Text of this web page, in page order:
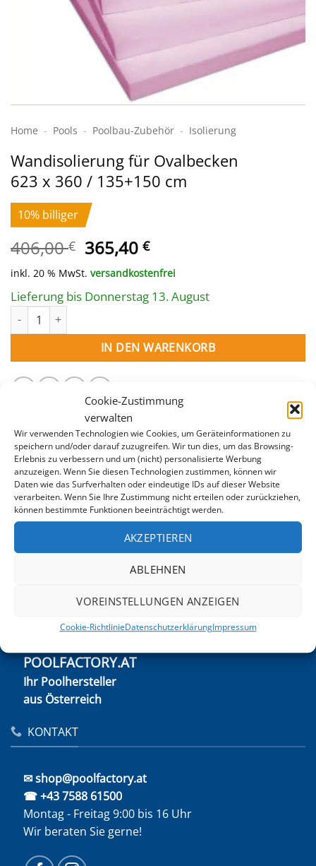
Cookie-Zustimmung
verwalten
Wir verwenden Technologien wie Cookies, um Geräteinformationen zu
speichern und/oder darauf zuzugreifen. Wir tun dies, um das Browsing-
Erlebnis zu verbessern und um (nicht) personalisierte Werbung
anzuzeigen. Wenn Sie diesen Technologien zustimmen, können wir
Daten wie das Surfverhalten oder eindeutige IDs auf dieser Website
verarbeiten. Wenn Sie Ihre Zustimmung nicht erteilen oder zurückziehen,
können bestimmte Funktionen beeinträchtigt werden.
AKZEPTIEREN
ABLEHNEN
VOREINSTELLUNGEN ANZEIGEN
Cookie-RichtlinieDatenschutzerklärungImpressum
Home - Pools - Poolbau-Zubehör - Isolierung
Wandisolierung für Ovalbecken
623 x 360 / 135+150 cm
10% billiger
406,00€ Ursprünglicher
Preis
war:
406,00 €
365,40€Aktueller
Preis
ist:
365,40 €.
inkl. 20 % MwSt. versandkostenfrei
Lieferung bis Donnerstag 13. August
Wandisolierung für Ovalbecken 623 x 360 / 135+150 cm Menge
IN DEN WARENKORB
BESCHREIBUNG
ZUSÄTZLICHE INFORMATION
Die Platten aus extrudiertem Polystyrol eignen sich
ideal zur effektiven Isolierung Ihres Pools. Plattengröße
POOLFACTORY.AT
Ihr Poolhersteller
aus Österreich
KONTAKT
✉ shop@poolfactory.at
☎ +43 7588 61500
Montag - Freitag 9:00 bis 16 Uhr
Wir beraten Sie gerne!